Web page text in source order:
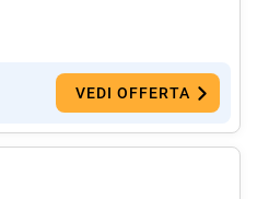
VEDI OFFERTA